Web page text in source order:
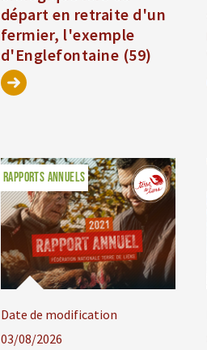
départ en retraite d'un
fermier, l'exemple
d'Englefontaine (59)
Date de modification
03/08/2026
RAPPORTS ANNUELS